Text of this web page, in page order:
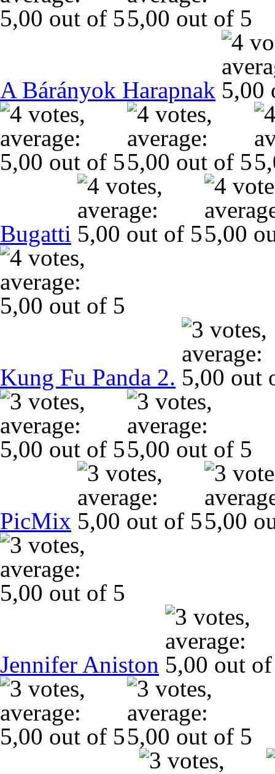
A Bárányok Harapnak
Bugatti
Kung Fu Panda 2.
PicMix
Jennifer Aniston